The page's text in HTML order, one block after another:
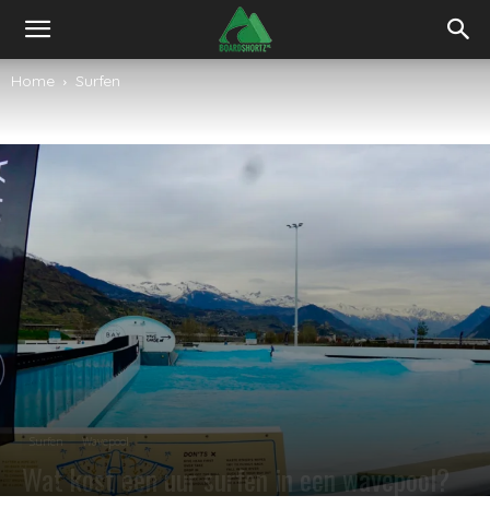
Home Surfen
Surfen Wavepool
Wat kost een uur surfen in een wavepool?